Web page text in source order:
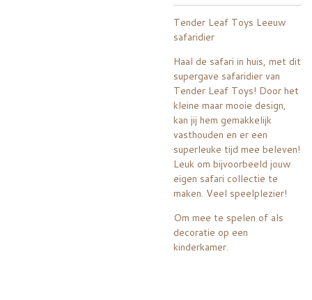
Tender Leaf Toys Leeuw
safaridier
Haal de safari in huis, met dit
supergave safaridier van
Tender Leaf Toys! Door het
kleine maar mooie design,
kan jij hem gemakkelijk
vasthouden en er een
superleuke tijd mee beleven!
Leuk om bijvoorbeeld jouw
eigen safari collectie te
maken. Veel speelplezier!
Om mee te spelen of als
decoratie op een
kinderkamer.